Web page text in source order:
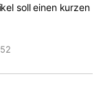
soll einen kurzen